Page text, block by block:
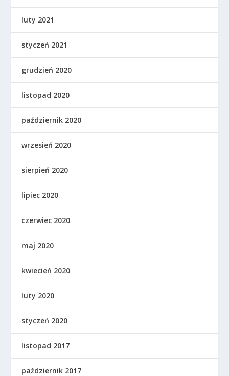
luty 2021
styczeń 2021
grudzień 2020
listopad 2020
październik 2020
wrzesień 2020
sierpień 2020
lipiec 2020
czerwiec 2020
maj 2020
kwiecień 2020
luty 2020
styczeń 2020
listopad 2017
październik 2017